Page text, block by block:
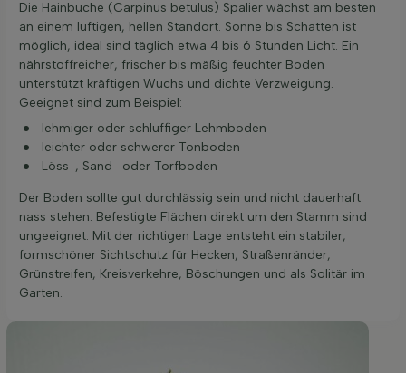
Die Hainbuche (Carpinus betulus) Spalier wächst am besten
an einem luftigen, hellen Standort. Sonne bis Schatten ist
möglich, ideal sind täglich etwa 4 bis 6 Stunden Licht. Ein
nährstoffreicher, frischer bis mäßig feuchter Boden
unterstützt kräftigen Wuchs und dichte Verzweigung.
Geeignet sind zum Beispiel:
lehmiger oder schluffiger Lehmboden
leichter oder schwerer Tonboden
Löss-, Sand- oder Torfboden
Der Boden sollte gut durchlässig sein und nicht dauerhaft
nass stehen. Befestigte Flächen direkt um den Stamm sind
ungeeignet. Mit der richtigen Lage entsteht ein stabiler,
formschöner Sichtschutz für Hecken, Straßenränder,
Grünstreifen, Kreisverkehre, Böschungen und als Solitär im
Garten.